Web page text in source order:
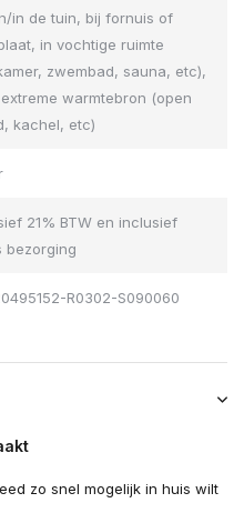
in de tuin, bij fornuis of
in vochtige ruimte
zwembad, sauna, etc),
warmtebron (open
kachel, etc)
21% BTW en inclusief
bezorging
R0302-S090060
zo snel mogelijk in huis wilt